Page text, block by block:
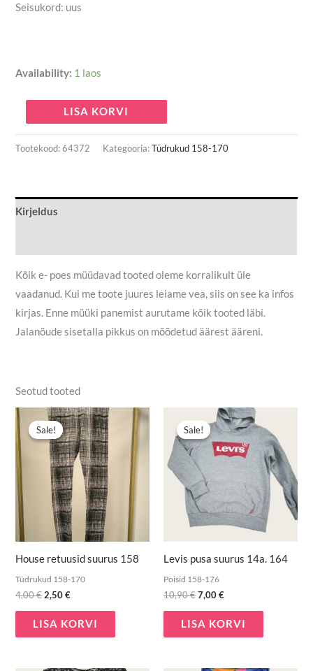
Seisukord: uus
Availability: 1 laos
LISA KORVI
Tootekood:64372 Kategooria:Tüdrukud 158-170
Kirjeldus
Kõik e- poes müüdavad tooted oleme korralikult üle
vaadanud. Kui me toote juures leiame vea, siis on see ka infos
kirjas. Enne müüki panemist aurutame kõik tooted läbi.
Jalanõude sisetalla pikkus on mõõdetud äärest ääreni.
Seotud tooted
Sale!
Sale!
House retuusid suurus 158
Tüdrukud 158-170
4,00€
Algne
hind
oli:
4,00 €.
2,50€
Praegune
hind
on:
2,50 €.
LISA KORVI
Sale!
Sale!
Levis pusa suurus 14a. 164
Poisid 158-176
10,90€
Algne
hind
oli:
10,90 €.
7,00€
Praegune
hind
on:
7,00 €.
LISA KORVI